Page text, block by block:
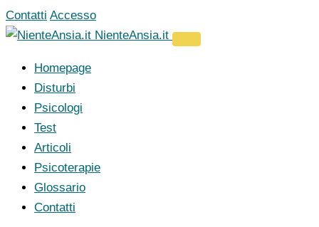
Vai
al
Contatti Accesso
NienteAnsia.it
Homepage
Disturbi
Psicologi
Test
Articoli
Psicoterapie
Glossario
Contatti